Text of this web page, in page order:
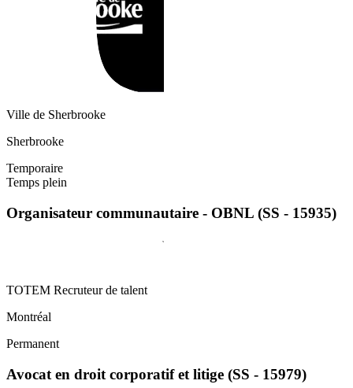
Ville de Sherbrooke
Sherbrooke
Temporaire
Temps plein
Organisateur communautaire - OBNL (SS - 15935)
TOTEM Recruteur de talent
Montréal
Permanent
Avocat en droit corporatif et litige (SS - 15979)